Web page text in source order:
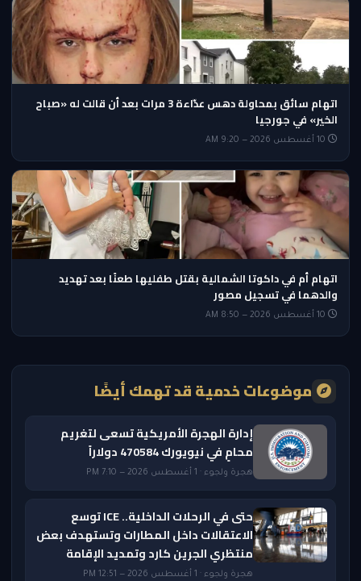
اتهام سائق بمحاولة دهس عدّاءة 3 مرات بعد أن قالت له «صباح
الخير» في جورجيا
اتهام أم في داكوتا الشمالية بقتل طفليها طعنًا بعد تهديد
والدهما في تسجيل مصور
موضوعات خدمية قد تهمك أيضًا
إدارة الهجرة الأمريكية تسعى لتغريم
محامٍ في نيويورك 470584 دولاراً
هجرة ولجوء · 1 أغسطس 2026 — 7:10 PM
حتى في الرحلات الداخلية.. ICE توسع
الاعتقالات داخل المطارات وتستهدف بعض
منتظري الجرين كارد وتمديد الإقامة
هجرة ولجوء · 1 أغسطس 2026 — 12:51 PM